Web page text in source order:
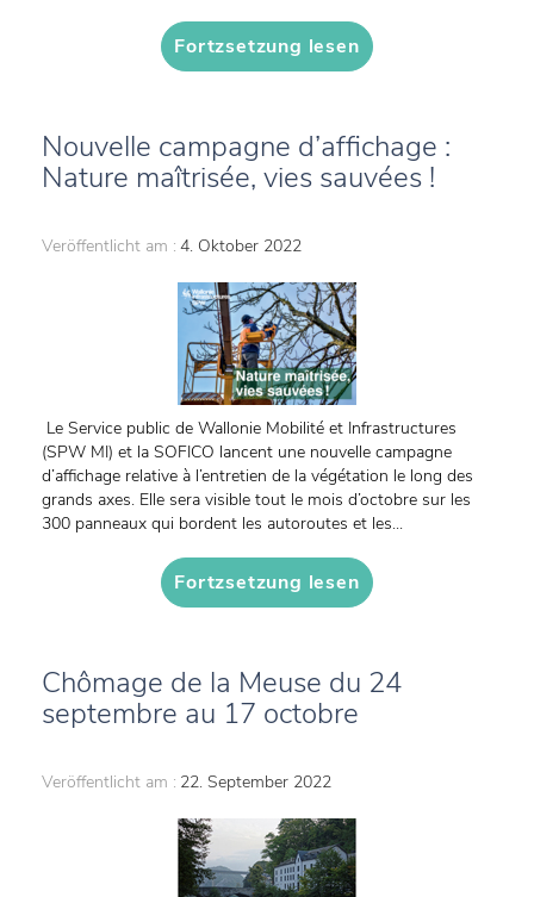
Fortzsetzung lesen
Nouvelle campagne d’affichage :
Nature maîtrisée, vies sauvées !
Veröffentlicht am : 4. Oktober 2022
Le Service public de Wallonie Mobilité et Infrastructures
(SPW MI) et la SOFICO lancent une nouvelle campagne
d’affichage relative à l’entretien de la végétation le long des
grands axes. Elle sera visible tout le mois d’octobre sur les
300 panneaux qui bordent les autoroutes et les...
Fortzsetzung lesen
Chômage de la Meuse du 24
septembre au 17 octobre
Veröffentlicht am : 22. September 2022